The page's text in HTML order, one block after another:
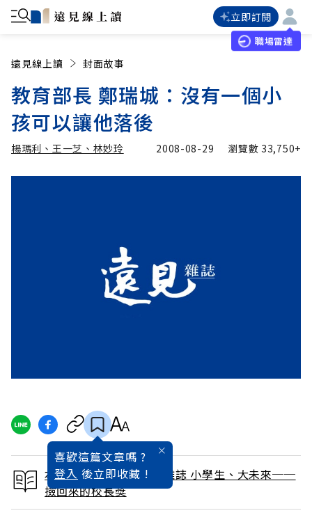
立即訂閱
職場雷達
遠見線上讀 封面故事
教育部長 鄭瑞城：沒有一個小
孩可以讓他落後
楊瑪利、王一芝、林妙玲 2008-08-29 瀏覽數 33,750+
喜歡這篇文章嗎 ?
登入 後立即收藏 !
本文出自 2008 / 9月號雜誌 小學生、大未來──
撿回來的校長獎